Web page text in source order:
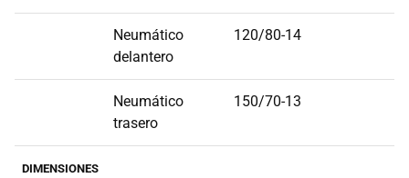
Neumático
delantero
120/80-14
Neumático
trasero
150/70-13
DIMENSIONES